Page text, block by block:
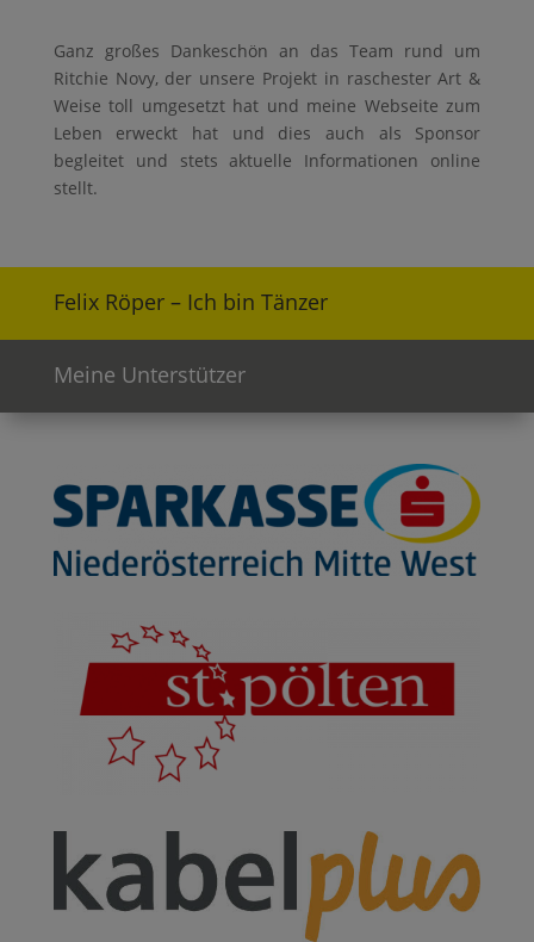
Ganz großes Dankeschön an das Team rund um
Ritchie Novy, der unsere Projekt in raschester Art &
Weise toll umgesetzt hat und meine Webseite zum
Leben erweckt hat und dies auch als Sponsor
begleitet und stets aktuelle Informationen online
stellt.
Felix Röper – Ich bin Tänzer
Meine Unterstützer